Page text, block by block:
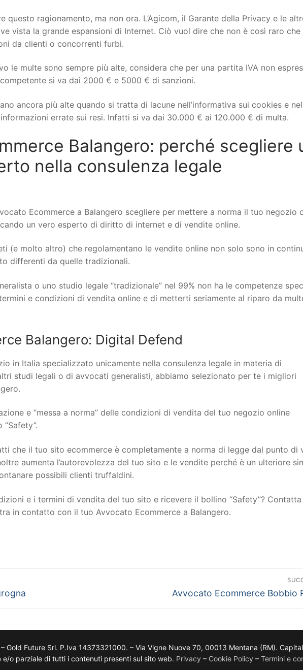
questo ragionamento, ma non ora. L’Agicom, il Garante della Privacy e le
vista la grande espansioni di Internet. Ciò vuol dire che non è così raro che
da clienti o concorrenti furbi.
le multe sono sempre più alte, considera che per una partita IVA non
si va dai 2000 € e 5000 € di sanzioni.
ancora più alte quando si tratta di lacune nell’informativa sui cookies e
errate sui resi. Infatti si va dai 30.000 € ai 120.000 € di multa.
Balangero: perché scegliere
nella consulenza legale
Ecommerce a Balangero scegliere per mettere a norma il tuo negozio
un vero esperto di diritto di internet e di vendite online.
(e molto altro) che regolamentano le vendite online non solo sono in
differenti da quelle tradizionali.
o uno studio legale “tradizionale” nel 99% non ha le competenze
e condizioni di vendita online e di metterti seriamente al riparo da
Balangero: Digital Defend
in Italia specializzato unicamente nella consulenza legale in materia di
studi legali o di avvocati generalisti, abbiamo selezionato per te i migliori
e “messa a norma” delle condizioni di vendita del tuo negozio online
che il tuo sito ecommerce è completamente a norma di legge dal punto di
aumenta l’autorevolezza del tuo sito e le vendite perché è un ulteriore
possibili clienti truffaldini.
e i termini di vendita del tuo sito e ricevere il bollino “Safety”? Contatta
in contatto con il tuo Avvocato Ecommerce a Balangero.
Avvocato Ecommerce Bobbio
Future Srl. P.Iva 14373321000. – Via Vigne Nuove 70, 00013 Mentana (RM).
e/o parziale di tutti i contenuti presenti sul sito web. Privacy – Cookie Policy – Termini e